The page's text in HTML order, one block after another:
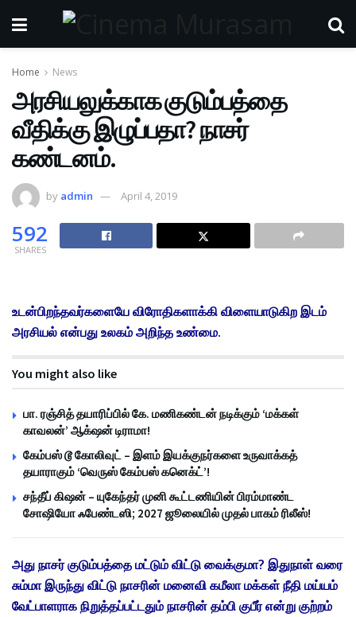
Home News
அரசியலுக்காக குடும்பத்தை
வீதிக்கு இழுப்பதா? நாசர்
கண்டனம்.
by admin April 4, 2019
592
SHARES
உடன்பிறந்தவர்களையே விரோதிகளாக்கி விளையாடுகிற இடம்
அரசியல் என்பது உலகம் அறிந்த உண்மை.
You might also like
பா. ரஞ்சித் தயாரிப்பில் கே. மணிகண்டன் நடிக்கும் ‘மக்கள்
காவலன்’ ஆக்‌ஷன் டிராமா!
கேம்பஸ் டூ கோலிவுட் – இளம் இயக்குநர்களை உருவாக்கத்
தயாராகும் ‘வெருஸ் கேம்பஸ் கனெக்ட்’!
சந்தீப் கிஷன் – யுகேந்தர் முனி கூட்டணியின் பிரம்மாண்ட
சோஷியோ ஃபேண்டஸி; 2027 ஜூலையில் முதல் பாகம் ரிலீஸ்!
அது நாசர் குடும்பத்தை மட்டும் விட்டு வைக்குமா? இதுநாள் வரை
சும்மா இருந்து விட்டு நாசரின் மனைவி கமீலா மக்கள் நீதி மய்யம்
வேட்பாளராக நிறுத்தப்பட்டதும் நாசரின் தம்பி குபீர் என்று குற்றம்